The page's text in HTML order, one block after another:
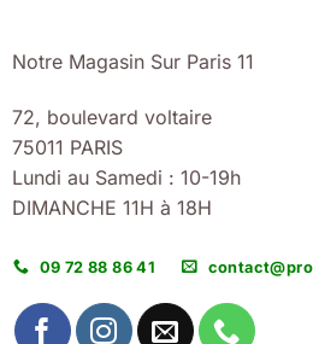
Notre Magasin Sur Paris 11
72, boulevard voltaire
75011 PARIS
Lundi au Samedi : 10-19h
DIMANCHE 11H à 18H
09 72 88 86 41